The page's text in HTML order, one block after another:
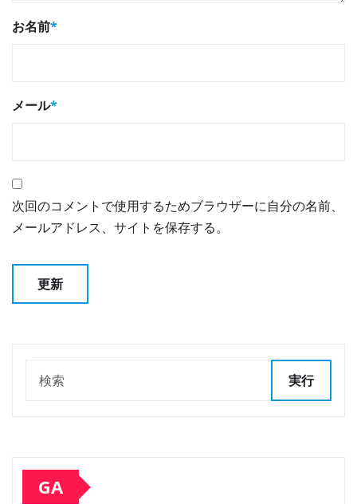
お名前*
メール*
次回のコメントで使用するためブラウザーに自分の名前、
メールアドレス、サイトを保存する。
実行
GA